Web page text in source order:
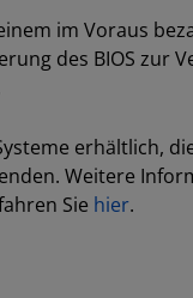
im Voraus
des BIOS zur
erhältlich,
Weitere
Sie hier.